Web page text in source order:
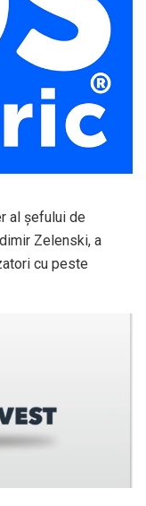
al şefului de
Zelenski, a
cu peste